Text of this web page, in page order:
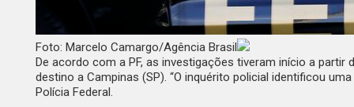
Foto: Marcelo Camargo/Agência Brasil
De acordo com a PF, as investigações tiveram início a
destino a Campinas (SP). “O inquérito policial identificou
Polícia Federal.